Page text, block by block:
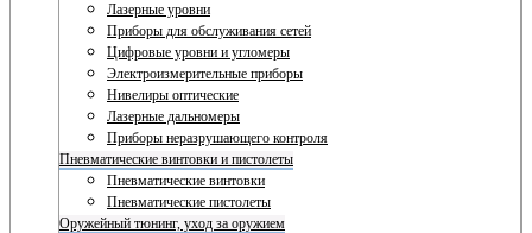
Лазерные уровни
Приборы для обслуживания сетей
Цифровые уровни и угломеры
Электроизмерительные приборы
Нивелиры оптические
Лазерные дальномеры
Приборы неразрушающего контроля
Пневматические винтовки и пистолеты
Пневматические винтовки
Пневматические пистолеты
Оружейный тюнинг, уход за оружием